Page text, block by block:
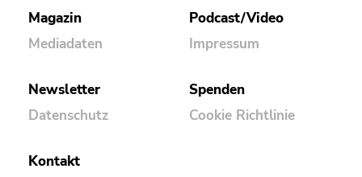
Magazin
Mediadaten
Podcast/Video
Impressum
Newsletter
Datenschutz
Spenden
Cookie Richtlinie
Kontakt